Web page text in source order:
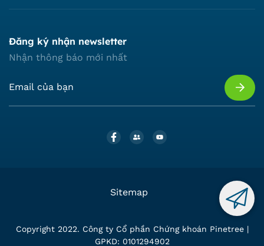
Đăng ký nhận newsletter
Nhận thông báo mới nhất
Sitemap
Copyright 2022. Công ty Cổ phần Chứng khoán Pinetree |
GPKD: 0101294902